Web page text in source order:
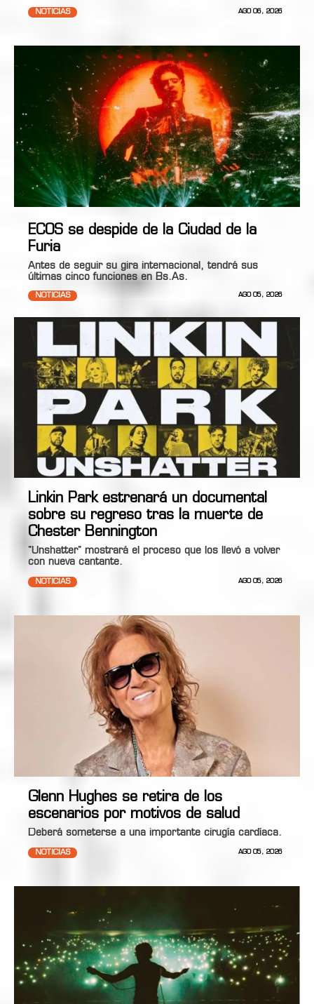
NOTICIAS AGO 06, 2026
ECOS se despide de la Ciudad de la
Furia
Antes de seguir su gira internacional, tendrá sus
últimas cinco funciones en Bs.As.
NOTICIAS AGO 05, 2026
Linkin Park estrenará un documental
sobre su regreso tras la muerte de
Chester Bennington
"Unshatter" mostrará el proceso que los llevó a volver
con nueva cantante.
NOTICIAS AGO 05, 2026
Glenn Hughes se retira de los
escenarios por motivos de salud
Deberá someterse a una importante cirugía cardíaca.
NOTICIAS AGO 05, 2026